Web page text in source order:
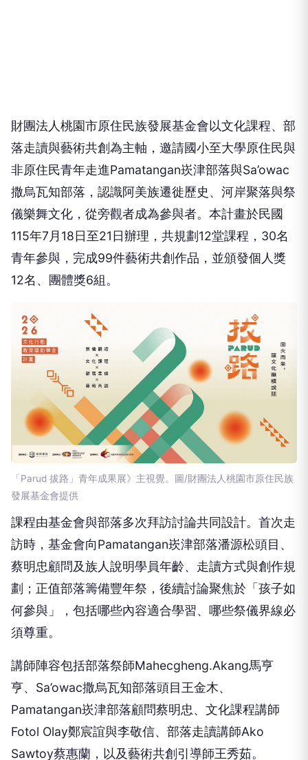
財團法人桃園市原住民族發展基金會以文化課程、部
落走讀與藝術共創為主軸，邀請國小至大學原住民與
非原住民青年走進Pamatangan崁津部落與Sa’owac
撒烏瓦知部落，認識阿美族遷徙歷史、河岸聚落與祭
儀樂舞文化，從旁觀者成為參與者。本計畫於民國
115年7月18日至21日辦理，共規劃12堂課程，30名
青年參與，完成99件藝術共創作品，並頒發個人獎
12名、團體獎6組。
「Parud 拔路」青年成果展》主視覺。圖/財團法人桃園市原住民族
發展基金會提供
課程由基金會與部落多次拜訪討論共同設計。首次走
訪時，基金會向Pamatangan崁津部落潘源松頭目、
蔡明忠顧問及族人說明學員年齡、走讀方式與創作規
劃；正值部落籌備豐年祭，後續討論聚焦於「孩子如
何參與」，包括哪些內容適合學習、哪些祭儀界線必
須尊重。
講師陣容包括部落祭師Mahecgheng.Akang馬亨
亨、Sa’owac撒烏瓦知部落頭目王金木、
Pamatangan崁津部落顧問蔡明忠、文化課程講師
Fotol Olay鄭宸誼與李敬信、部落走讀講師Ako
Sawtoy蔡惠蘭，以及藝術共創引導師王秀茹。